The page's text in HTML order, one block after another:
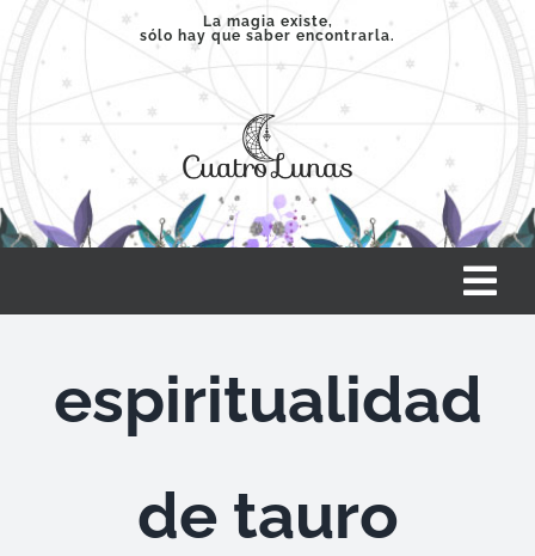
Saltar
contenido
La magia existe,
sólo hay que saber encontrarla.
espiritualidad
de tauro